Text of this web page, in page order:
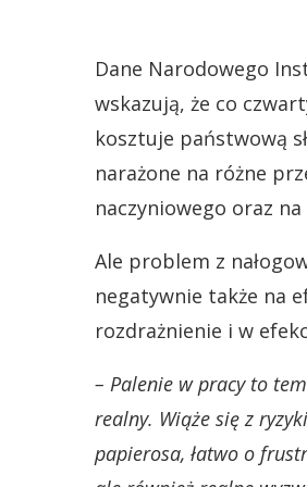
Dane Narodowego
wskazują, że co
kosztuje państwową
narażone na różne
naczyniowego oraz
Ale problem z
negatywnie także na
rozdrażnienie i w
– Palenie w pracy to
realny. Wiąże się z
papierosa, łatwo o